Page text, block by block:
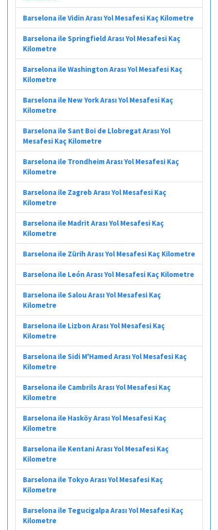
Barselona ile Vidin Arası Yol Mesafesi Kaç Kilometre
Barselona ile Springfield Arası Yol Mesafesi Kaç
Kilometre
Barselona ile Washington Arası Yol Mesafesi Kaç
Kilometre
Barselona ile New York Arası Yol Mesafesi Kaç
Kilometre
Barselona ile Sant Boi de Llobregat Arası Yol
Mesafesi Kaç Kilometre
Barselona ile Trondheim Arası Yol Mesafesi Kaç
Kilometre
Barselona ile Zagreb Arası Yol Mesafesi Kaç
Kilometre
Barselona ile Madrit Arası Yol Mesafesi Kaç
Kilometre
Barselona ile Zürih Arası Yol Mesafesi Kaç Kilometre
Barselona ile León Arası Yol Mesafesi Kaç Kilometre
Barselona ile Salou Arası Yol Mesafesi Kaç
Kilometre
Barselona ile Lizbon Arası Yol Mesafesi Kaç
Kilometre
Barselona ile Sidi M'Hamed Arası Yol Mesafesi Kaç
Kilometre
Barselona ile Cambrils Arası Yol Mesafesi Kaç
Kilometre
Barselona ile Hasköy Arası Yol Mesafesi Kaç
Kilometre
Barselona ile Kentani Arası Yol Mesafesi Kaç
Kilometre
Barselona ile Tokyo Arası Yol Mesafesi Kaç
Kilometre
Barselona ile Tegucigalpa Arası Yol Mesafesi Kaç
Kilometre